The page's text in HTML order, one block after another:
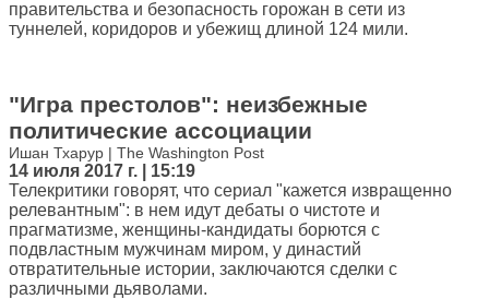
правительства и безопасность горожан в сети из
туннелей, коридоров и убежищ длиной 124 мили.
"Игра престолов": неизбежные
политические ассоциации
Ишан Тхарур | The Washington Post
14 июля 2017 г. | 15:19
Телекритики говорят, что сериал "кажется извращенно
релевантным": в нем идут дебаты о чистоте и
прагматизме, женщины-кандидаты борются с
подвластным мужчинам миром, у династий
отвратительные истории, заключаются сделки с
различными дьяволами.